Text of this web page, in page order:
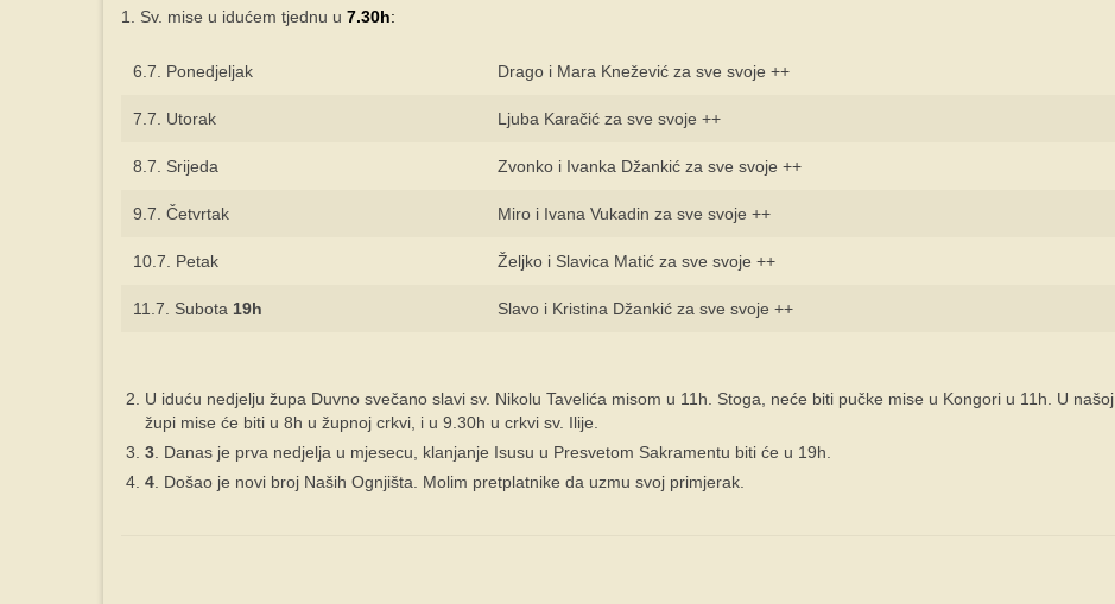
1. Sv. mise u idućem tjednu u 7.30h:
6.7. Ponedjeljak Drago i Mara Knežević za sve svoje ++
7.7. Utorak Ljuba Karačić za sve svoje ++
8.7. Srijeda Zvonko i Ivanka Džankić za sve svoje ++
9.7. Četvrtak Miro i Ivana Vukadin za sve svoje ++
10.7. Petak Željko i Slavica Matić za sve svoje ++
11.7. Subota 19h Slavo i Kristina Džankić za sve svoje ++
U iduću nedjelju župa Duvno svečano slavi sv. Nikolu Tavelića misom u 11h. Stoga, neće biti pučke mise u Kongori u 11h. U našoj
župi mise će biti u 8h u župnoj crkvi, i u 9.30h u crkvi sv. Ilije.
3 . Danas je prva nedjelja u mjesecu, klanjanje Isusu u Presvetom Sakramentu biti će u 19h.
4 . Došao je novi broj Naših Ognjišta. Molim pretplatnike da uzmu svoj primjerak.